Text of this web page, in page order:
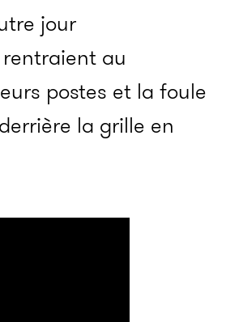
jour
rentraient au
postes et la foule
la grille en